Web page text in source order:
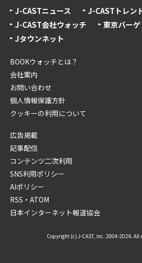
J-CASTニュース
J-CASTトレン
J-CAST会社ウォッチ
東京バー
Jタウンネット
BOOKウォッチとは？
会社案内
お問い合わせ
個人情報保護方針
クッキーの利用について
広告掲載
記事配信
コンテンツ二次利用
SNS利用ポリシー
AIポリシー
RSS・ATOM
日本インターネット報道協会
Copyright (c) J-CAST, Inc. 2004-2026. All